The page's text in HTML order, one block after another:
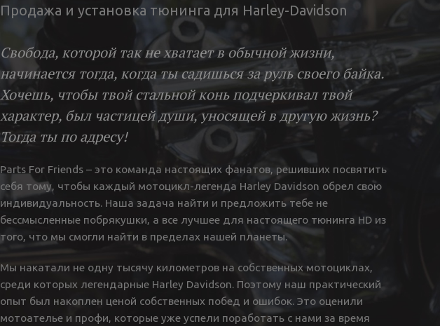
Продажа и установка тюнинга для Harley-Davidson
Свобода, которой так не хватает в обычной жизни,
начинается тогда, когда ты садишься за руль своего байка.
Хочешь, чтобы твой стальной конь подчеркивал твой
характер, был частицей души, уносящей в другую жизнь?
Тогда ты по адресу!
Parts For Friends – это команда настоящих фанатов, решивших посвятить
себя тому, чтобы каждый мотоцикл-легенда Harley Davidson обрел свою
индивидуальность. Наша задача найти и предложить тебе не
бессмысленные побрякушки, а все лучшее для настоящего тюнинга HD из
того, что мы смогли найти в пределах нашей планеты.
Мы накатали не одну тысячу километров на собственных мотоциклах,
среди которых легендарные Harley Davidson. Поэтому наш практический
опыт был накоплен ценой собственных побед и ошибок. Это оценили
мотоателье и профи, которые уже успели поработать с нами за время